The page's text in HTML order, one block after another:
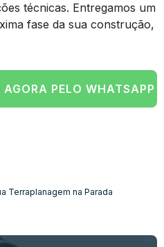
técnicas. Entregamos um
fase da sua construção,
PELO WHATSAPP
Terraplanagem na Parada